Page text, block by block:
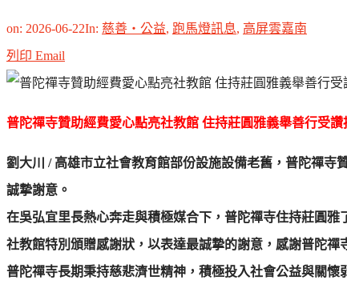
on: 2026-06-22In: 慈善‧公益, 跑馬燈訊息, 高屏雲嘉南
列印 Email
普陀禪寺贊助經費愛心點亮社教館 住持莊圓雅義舉善行受讚
劉大川 / 高雄市立社會教育館部份設施設備老舊，普陀禪
誠摯謝意。
在吳弘宜里長熱心奔走與積極媒合下，普陀禪寺住持莊圓
社教館特別頒贈感謝狀，以表達最誠摯的謝意，感謝普陀禪
普陀禪寺長期秉持慈悲濟世精神，積極投入社會公益與關